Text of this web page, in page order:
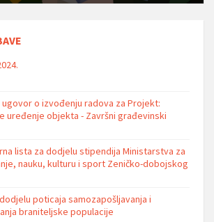
ugovor o izvođenju radova za Projekt:
uređenje objekta - Završni građevinski
lista za dodjelu stipendija Ministarstva za
nauku, kulturu i sport Zeničko-dobojskog
poticaja samozapošljavanja i
braniteljske populacije